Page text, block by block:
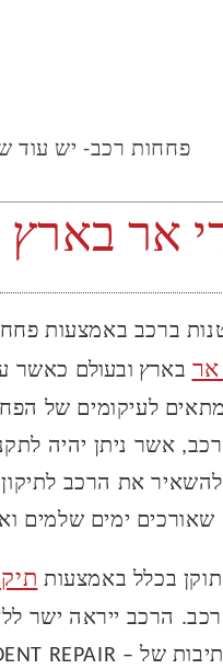
פחחות רכב- יש עוד
אר בארץ
ברכב באמצעות
אר בארץ ובעולם כאשר
לעיקומים של
להשאיר את הרכב
ימים שלמים
בכלל באמצעות
הרכב ייראה ישר